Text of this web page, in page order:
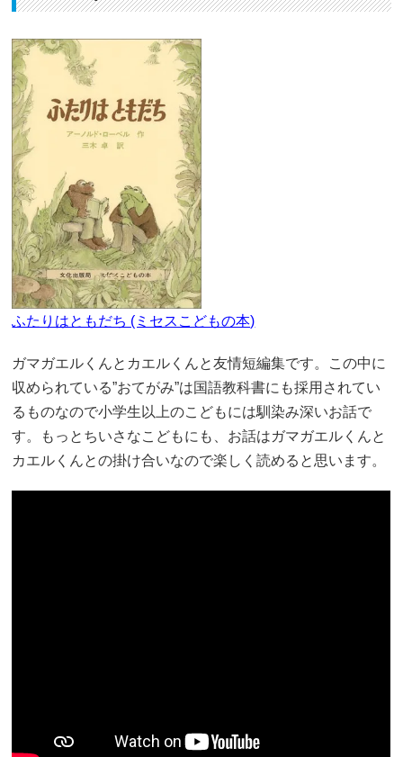
ふたりはともだち (ミセスこどもの本)
ガマガエルくんとカエルくんと友情短編集です。この中に
収められている”おてがみ”は国語教科書にも採用されてい
るものなので小学生以上のこどもには馴染み深いお話で
す。もっとちいさなこどもにも、お話はガマガエルくんと
カエルくんとの掛け合いなので楽しく読めると思います。